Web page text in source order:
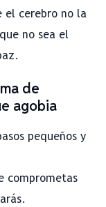
el cerebro no la
no sea el
de
agobia
pequeños y
comprometas